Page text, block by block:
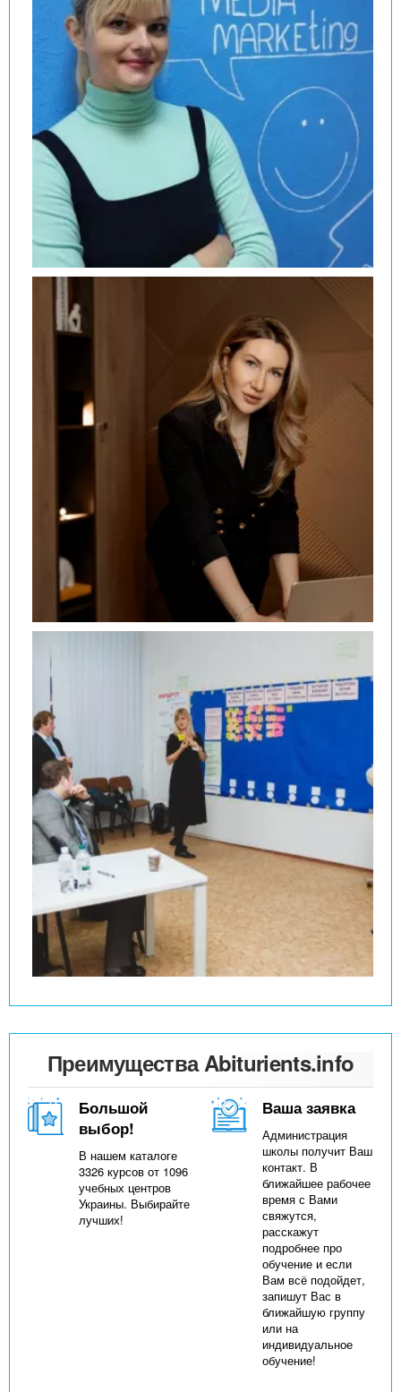
Преимущества Abiturients.info
Большой
выбор!
В нашем каталоге
3326 курсов от 1096
учебных центров
Украины. Выбирайте
лучших!
Ваша заявка
Администрация
школы получит Ваш
контакт. В
ближайшее рабочее
время с Вами
свяжутся,
расскажут
подробнее про
обучение и если
Вам всё подойдет,
запишут Вас в
ближайшую группу
или на
индивидуальное
обучение!